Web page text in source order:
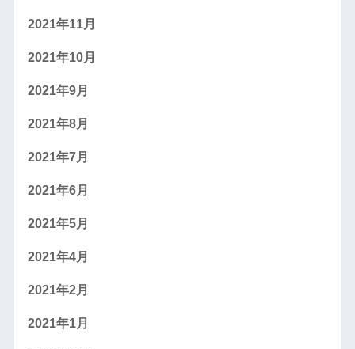
2021年11月
2021年10月
2021年9月
2021年8月
2021年7月
2021年6月
2021年5月
2021年4月
2021年2月
2021年1月